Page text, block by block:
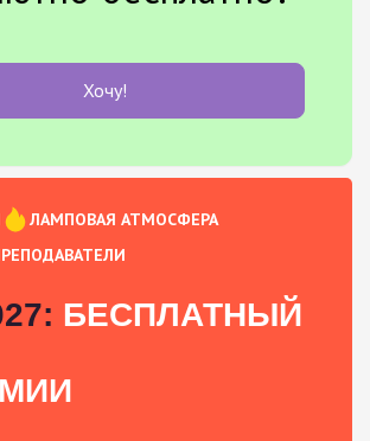
Хочу!
ЛАМПОВАЯ АТМОСФЕРА
БЕСПЛАТНЫЙ